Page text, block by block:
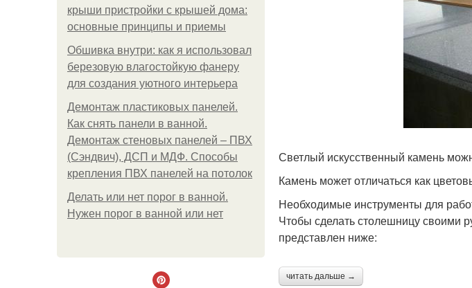
крыши пристройки с крышей дома:
основные принципы и приемы
Обшивка внутри: как я использовал
березовую влагостойкую фанеру
для создания уютного интерьера
Демонтаж пластиковых панелей.
Как снять панели в ванной.
Демонтаж стеновых панелей – ПВХ
(Сэндвич), ДСП и МДФ. Способы
крепления ПВХ панелей на потолок
Делать или нет порог в ванной.
Нужен порог в ванной или нет
Светлый искусственный камень
Камень может отличаться как
Необходимые инструменты для
Чтобы сделать столешницу своими
представлен ниже:
читать дальше →